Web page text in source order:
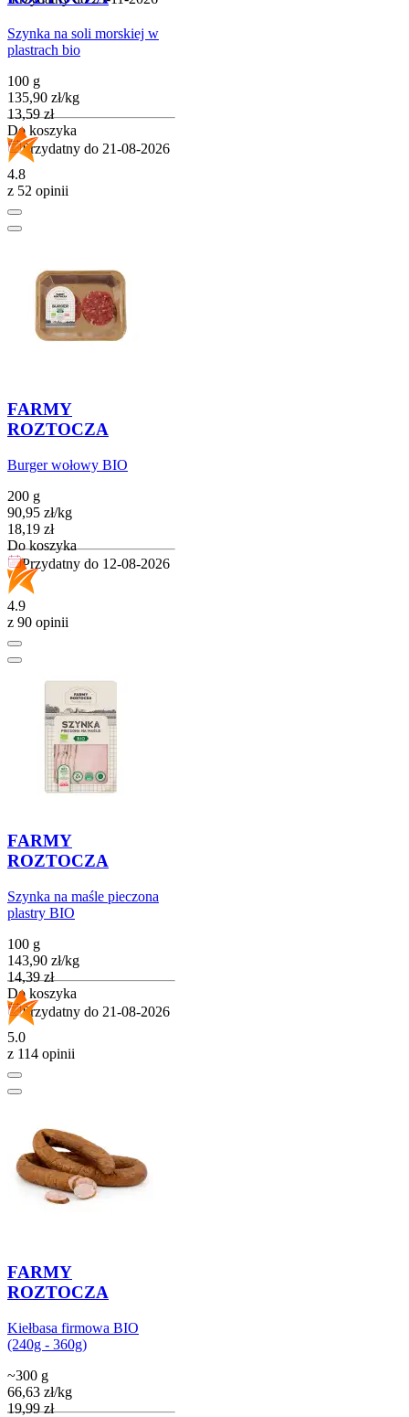
Szynka na soli morskiej w
plastrach bio
100 g
135,90 zł/kg
Cena
13,59 zł
Do koszyka
Przydatny do 21-08-2026
4.8
z 52 opinii
FARMY
ROZTOCZA
Burger wołowy BIO
200 g
90,95 zł/kg
Cena
18,19 zł
Do koszyka
Przydatny do 12-08-2026
4.9
z 90 opinii
FARMY
ROZTOCZA
Szynka na maśle pieczona
plastry BIO
100 g
143,90 zł/kg
Cena
14,39 zł
Do koszyka
Przydatny do 21-08-2026
5.0
z 114 opinii
FARMY
ROZTOCZA
Kiełbasa firmowa BIO
(240g - 360g)
~300 g
66,63 zł/kg
Cena
19,99 zł